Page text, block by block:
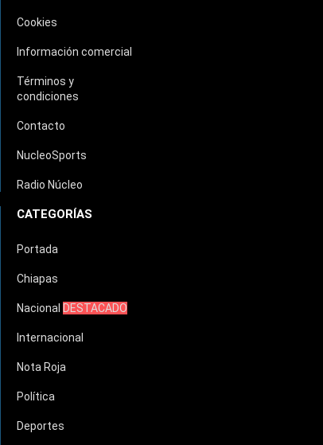
Cookies
Información comercial
Términos y
condiciones
Contacto
NucleoSports
Radio Núcleo
CATEGORÍAS
Portada
Chiapas
Nacional DESTACADO
Internacional
Nota Roja
Política
Deportes